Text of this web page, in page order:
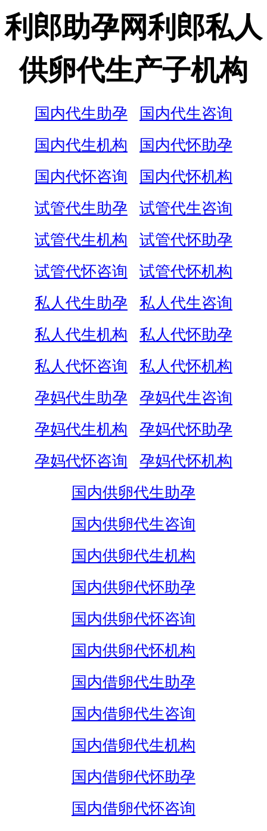
利郎助孕网利郎私人
供卵代生产子机构
国内代生助孕
国内代生咨询
国内代生机构
国内代怀助孕
国内代怀咨询
国内代怀机构
试管代生助孕
试管代生咨询
试管代生机构
试管代怀助孕
试管代怀咨询
试管代怀机构
私人代生助孕
私人代生咨询
私人代生机构
私人代怀助孕
私人代怀咨询
私人代怀机构
孕妈代生助孕
孕妈代生咨询
孕妈代生机构
孕妈代怀助孕
孕妈代怀咨询
孕妈代怀机构
国内供卵代生助孕
国内供卵代生咨询
国内供卵代生机构
国内供卵代怀助孕
国内供卵代怀咨询
国内供卵代怀机构
国内借卵代生助孕
国内借卵代生咨询
国内借卵代生机构
国内借卵代怀助孕
国内借卵代怀咨询